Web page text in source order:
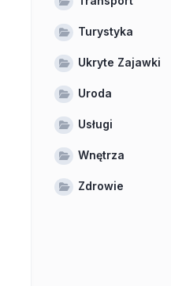
Turystyka
Ukryte Zajawki
Uroda
Usługi
Wnętrza
Zdrowie